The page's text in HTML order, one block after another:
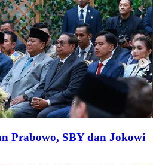
Prabowo, SBY dan Jokowi